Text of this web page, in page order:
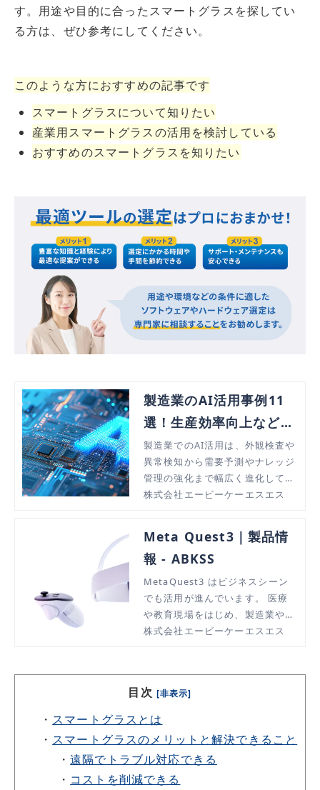
す。用途や目的に合ったスマートグラスを探してい
る方は、ぜひ参考にしてください。
このような方におすすめの記事です
スマートグラスについて知りたい
産業用スマートグラスの活用を検討している
おすすめのスマートグラスを知りたい
製造業のAI活用事例11
選！生産効率向上などメ
リットや導入状況を解説
製造業でのAI活用は、外観検査や
異常検知から需要予測やナレッジ
管理の強化まで幅広く進化してい
ます。本記事では、そのメリット
株式会社エービーケーエスエス
Meta Quest3｜製品情
報 - ABKSS
MetaQuest3 はビジネスシーン
でも活用が進んでいます。 医療
や教育現場をはじめ、製造業や建
設業での設計シミュレーション、
株式会社エービーケーエスエス
目次 [非表示]
・ スマートグラスとは
・ スマートグラスのメリットと解決できること
・遠隔でトラブル対応できる
・ コストを削減できる